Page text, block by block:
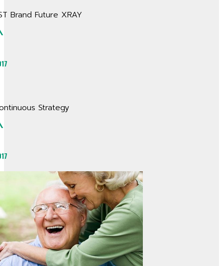
Brand Future XRAY
Strategy